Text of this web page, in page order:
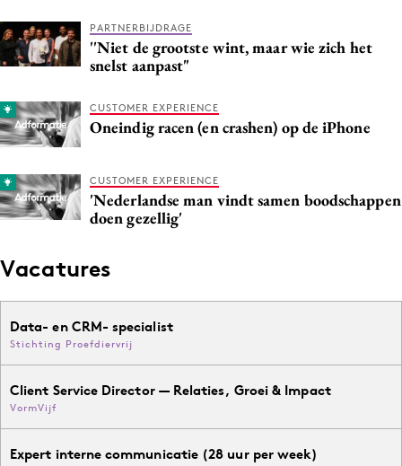
PARTNERBIJDRAGE
''Niet de grootste wint, maar wie zich het
snelst aanpast"
CUSTOMER EXPERIENCE
Oneindig racen (en crashen) op de iPhone
CUSTOMER EXPERIENCE
'Nederlandse man vindt samen boodschappen
doen gezellig'
Vacatures
Data- en CRM- specialist
Stichting Proefdiervrij
Client Service Director — Relaties, Groei & Impact
VormVijf
Expert interne communicatie (28 uur per week)